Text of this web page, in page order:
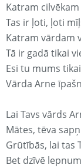
Katram
Tas ir ļoti, ļoti
Katram vārdam
Tā ir gadā tikai
Esi tu mums
Vārda Arne
Lai Tavs vārds
Mātes, tēva
Grūtībās, lai tas
Bet dzīvē